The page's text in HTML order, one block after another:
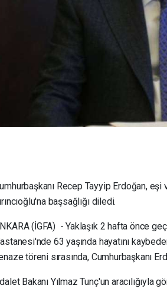
Recep Tayyip Erdoğan,
başsağlığı diledi.
(İGFA) - Yaklaşık 2 hafta önce
63 yaşında hayatını
töreni sırasında, Cumhurbaşkanı
Bakanı Yılmaz Tunç'un aracılığıyla